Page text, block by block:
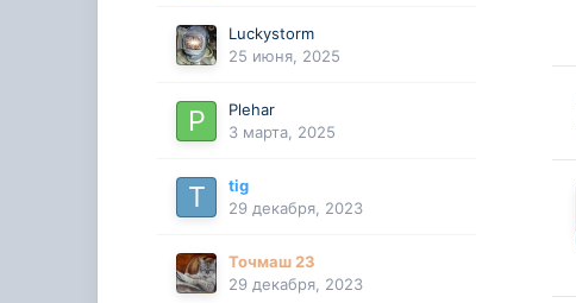
Luckystorm
25 июня, 2025
Plehar
3 марта, 2025
tig
29 декабря, 2023
Точмаш 23
29 декабря, 2023